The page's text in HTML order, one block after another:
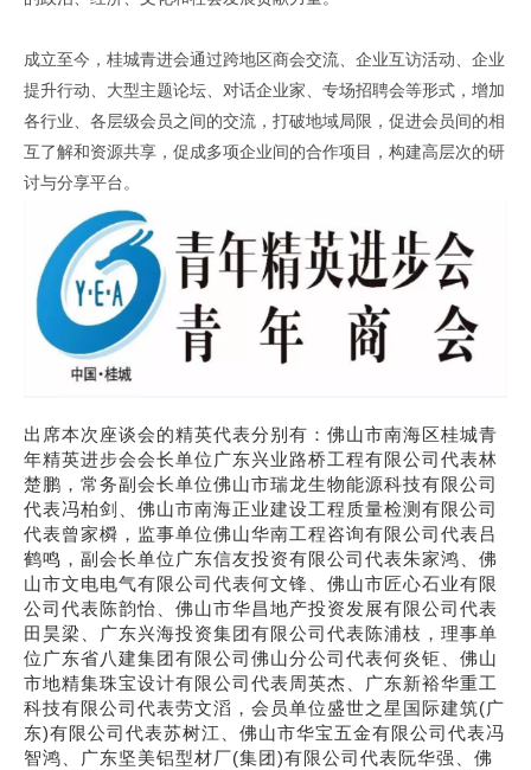
成立至今，桂城青进会通过跨地区商会交流、企业互访活动、企业
提升行动、大型主题论坛、对话企业家、专场招聘会等形式，增加
各行业、各层级会员之间的交流，打破地域局限，促进会员间的相
互了解和资源共享，促成多项企业间的合作项目，构建高层次的研
讨与分享平台。
出席本次座谈会的精英代表分别有：佛山市南海区桂城青
年精英进步会会长单位广东兴业路桥工程有限公司代表林
楚鹏，常务副会长单位佛山市瑞龙生物能源科技有限公司
代表冯柏剑、佛山市南海正业建设工程质量检测有限公司
代表曾家橓，监事单位佛山华南工程咨询有限公司代表吕
鹤鸣，副会长单位广东信友投资有限公司代表朱家鸿、佛
山市文电电气有限公司代表何文锋、佛山市匠心石业有限
公司代表陈韵怡、佛山市华昌地产投资发展有限公司代表
田昊梁、广东兴海投资集团有限公司代表陈浦枝，理事单
位广东省八建集团有限公司佛山分公司代表何炎钜、佛山
市地精集珠宝设计有限公司代表周英杰、广东新裕华重工
科技有限公司代表劳文滔，会员单位盛世之星国际建筑(广
东)有限公司代表苏树江、佛山市华宝五金有限公司代表冯
智鸿、广东坚美铝型材厂(集团)有限公司代表阮华强、佛